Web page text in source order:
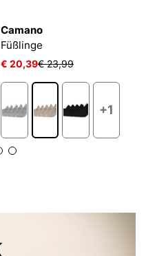
Camano
Füßlinge
€ 20,39€ 23,99
+1